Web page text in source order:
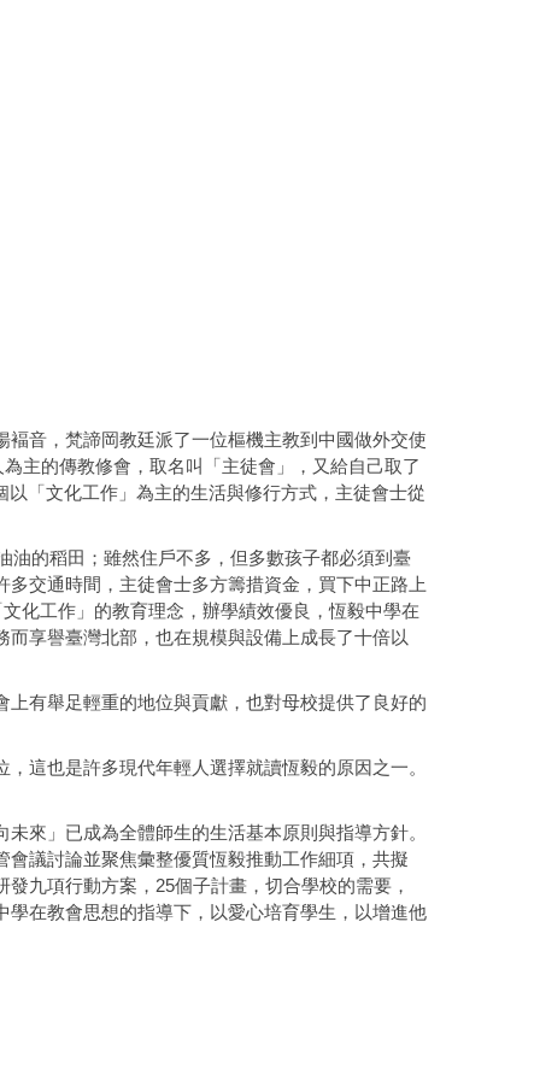
音，梵諦岡教廷派了一位樞機主教到中國做外交使
主的傳教修會，取名叫「主徒會」，又給自己取了
「文化工作」為主的生活與修行方式，主徒會士從
油的稻田；雖然住戶不多，但多數孩子都必須到臺
交通時間，主徒會士多方籌措資金，買下中正路上
化工作」的教育理念，辦學績效優良，恆毅中學在
享譽臺灣北部，也在規模與設備上成長了十倍以
有舉足輕重的地位與貢獻，也對母校提供了良好的
這也是許多現代年輕人選擇就讀恆毅的原因之一。
來」已成為全體師生的生活基本原則與指導方針。
議討論並聚焦彙整優質恆毅推動工作細項，共擬
九項行動方案， 25個子計畫，切合學校的需要，
在教會思想的指導下，以愛心培育學生，以增進他